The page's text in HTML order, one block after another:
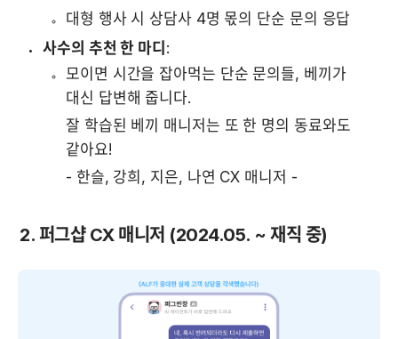
대형 행사 시 상담사 4명 몫의 단순 문의 응답
사수의 추천 한 마디 :
모이면 시간을 잡아먹는 단순 문의들, 베끼가
대신 답변해 줍니다.
잘 학습된 베끼 매니저는 또 한 명의 동료와도
같아요!
- 한슬, 강희, 지은, 나연 CX 매니저 -
2. 퍼그샵 CX 매니저 (2024.05. ~ 재직 중)